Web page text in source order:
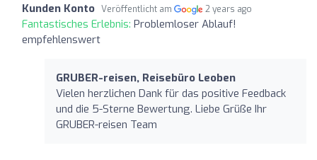
Kunden Konto Veröffentlicht am 2 years ago
Fantastisches Erlebnis: Problemloser Ablauf!
empfehlenswert
GRUBER-reisen, Reisebüro Leoben
Vielen herzlichen Dank für das positive Feedback
und die 5-Sterne Bewertung. Liebe Grüße Ihr
GRUBER-reisen Team